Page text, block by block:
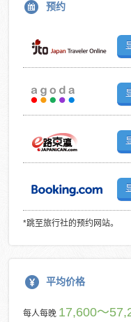
预约
*跳至旅行社的预约网站。
平均价格
每人每晚 17,600～